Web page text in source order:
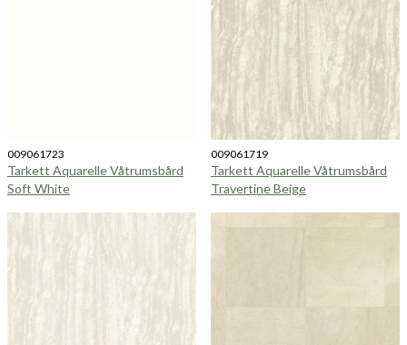
009061723
Tarkett Aquarelle Våtrumsbård
Soft White
009061719
Tarkett Aquarelle Våtrumsbård
Travertine Beige